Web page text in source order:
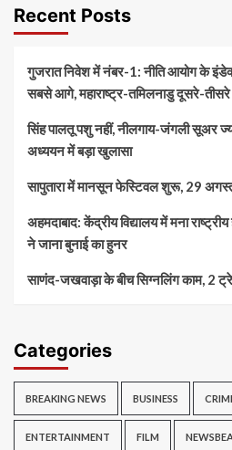
Recent Posts
गुजरात निवेश में नंबर-1: नीति आयोग के
सबसे आगे, महाराष्ट्र-तमिलनाडु दूसरे-
सिंह पालतू पशु नहीं, नीलगाय-जंगली सूअर
अध्ययन में बड़ा खुलासा
सापुतारा में मानसून फेस्टिवल शुरू, 29
अहमदाबाद: केंद्रीय विद्यालय में मना
ने जाना बुनाई का हुनर
साणंद-जखवाड़ा के बीच सिग्नलिंग काम, 2
Categories
BREAKING NEWS BUSINESS
ENTERTAINMENT FILM